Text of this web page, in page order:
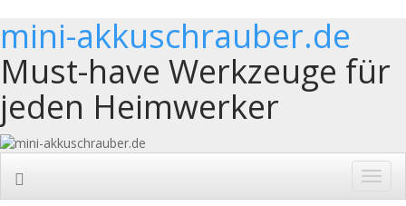
mini-akkuschrauber.de
Must-have Werkzeuge für
jeden Heimwerker